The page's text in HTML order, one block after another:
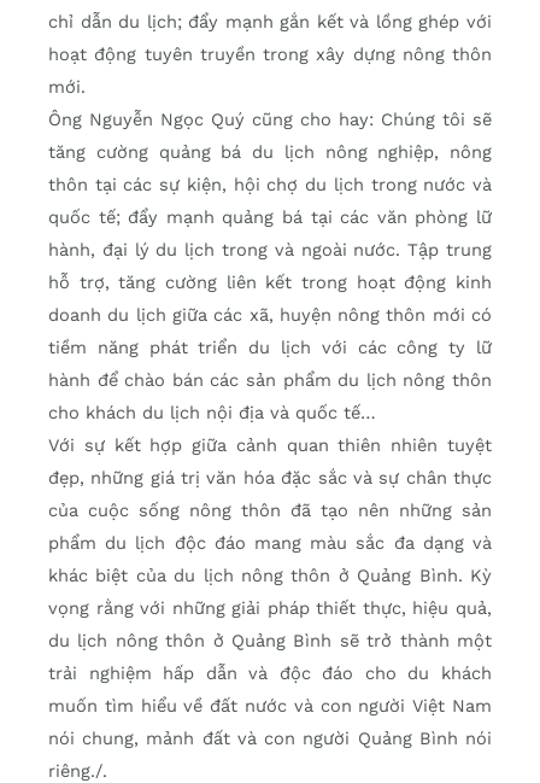
chỉ dẫn du lịch; đẩy mạnh gắn kết và lồng ghép với
hoạt động tuyên truyền trong xây dựng nông thôn
mới.
Ông Nguyễn Ngọc Quý cũng cho hay: Chúng tôi sẽ
tăng cường quảng bá du lịch nông nghiệp, nông
thôn tại các sự kiện, hội chợ du lịch trong nước và
quốc tế; đẩy mạnh quảng bá tại các văn phòng lữ
hành, đại lý du lịch trong và ngoài nước. Tập trung
hỗ trợ, tăng cường liên kết trong hoạt động kinh
doanh du lịch giữa các xã, huyện nông thôn mới có
tiềm năng phát triển du lịch với các công ty lữ
hành để chào bán các sản phẩm du lịch nông thôn
cho khách du lịch nội địa và quốc tế…
Với sự kết hợp giữa cảnh quan thiên nhiên tuyệt
đẹp, những giá trị văn hóa đặc sắc và sự chân thực
của cuộc sống nông thôn đã tạo nên những sản
phẩm du lịch độc đáo mang màu sắc đa dạng và
khác biệt của du lịch nông thôn ở Quảng Bình. Kỳ
vọng rằng với những giải pháp thiết thực, hiệu quả,
du lịch nông thôn ở Quảng Bình sẽ trở thành một
trải nghiệm hấp dẫn và độc đáo cho du khách
muốn tìm hiểu về đất nước và con người Việt Nam
nói chung, mảnh đất và con người Quảng Bình nói
riêng./.